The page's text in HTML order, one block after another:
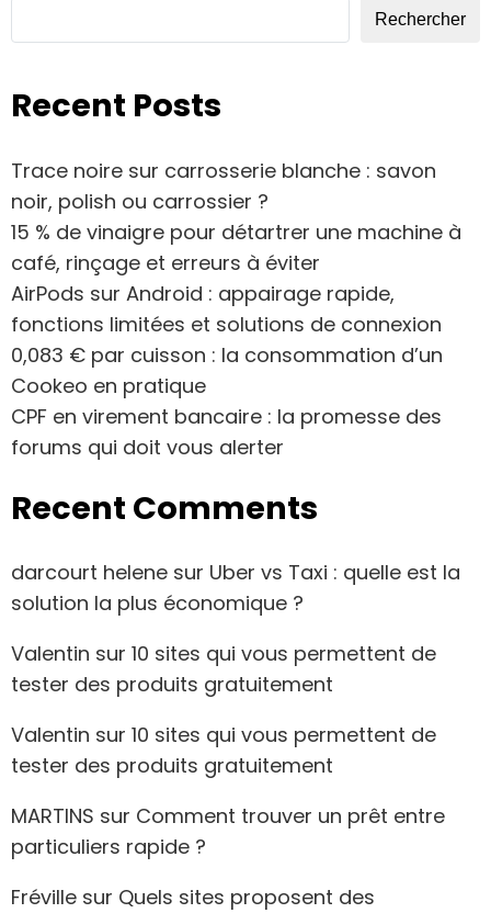
Rechercher
Recent Posts
Trace noire sur carrosserie blanche : savon
noir, polish ou carrossier ?
15 % de vinaigre pour détartrer une machine à
café, rinçage et erreurs à éviter
AirPods sur Android : appairage rapide,
fonctions limitées et solutions de connexion
0,083 € par cuisson : la consommation d’un
Cookeo en pratique
CPF en virement bancaire : la promesse des
forums qui doit vous alerter
Recent Comments
darcourt helene sur Uber vs Taxi : quelle est la
solution la plus économique ?
Valentin sur 10 sites qui vous permettent de
tester des produits gratuitement
Valentin sur 10 sites qui vous permettent de
tester des produits gratuitement
MARTINS sur Comment trouver un prêt entre
particuliers rapide ?
Fréville sur Quels sites proposent des